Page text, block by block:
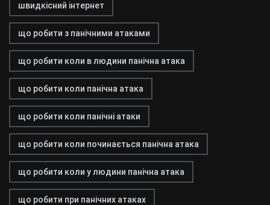
швидкісний інтернет
що робити з панічними атаками
що робити коли в людини панічна атака
що робити коли панічна атака
що робити коли панічні атаки
що робити коли починається панічна атака
що робити коли у людини панічна атака
що робити при панічних атаках